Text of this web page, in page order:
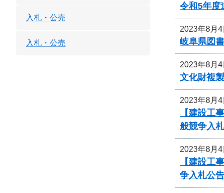
令和5年度
2023年8月
岐阜県図
2023年8月
文化財複
2023年8月
【建設
般競争入
2023年8月
【建設
争入札公告
入札・公売
入札・公売